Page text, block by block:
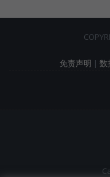
免责声明 | 数